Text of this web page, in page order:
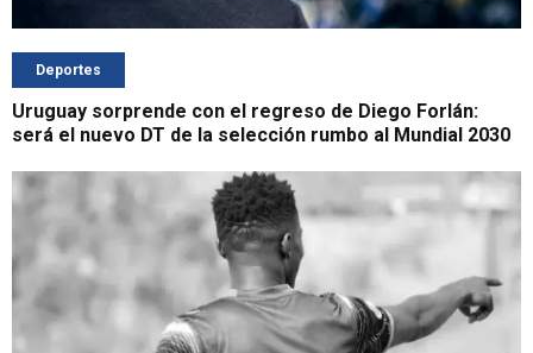
Deportes
Uruguay sorprende con el regreso de Diego Forlán:
será el nuevo DT de la selección rumbo al Mundial 2030